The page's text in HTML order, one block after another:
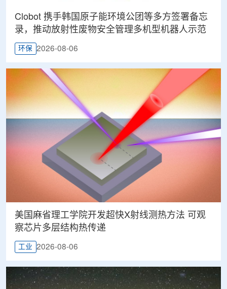
Clobot 携手韩国原子能环境公团等多方签署备忘
录，推动放射性废物安全管理多机型机器人示范
环保 2026-08-06
美国麻省理工学院开发超快X射线测热方法 可观
察芯片多层结构热传递
工业 2026-08-06